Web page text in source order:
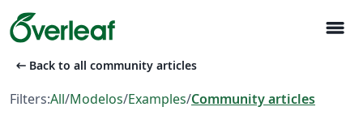
menu
arrow_left_alt Back to all community articles
Filters:All/Modelos/Examples/Community articles